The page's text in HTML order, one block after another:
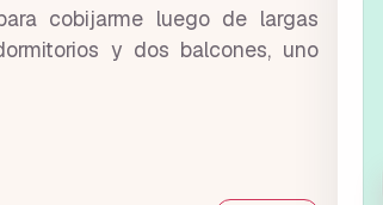
cobijarme luego de largas
y dos balcones, uno